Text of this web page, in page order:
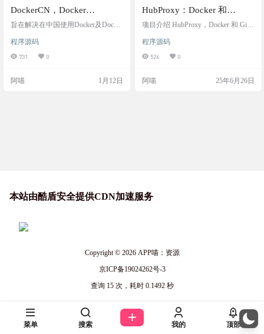
DockerCN，Docker
Optimizer for China：优化中
用，解决pull push login的网
络问题，优化镜像内apt pip
台架构镜像构建！
旨在解决在中国使用Docker及Docker
和依赖下载，节省使用Docker的时
间，让Docker更丝滑！ 由于官方 Do
镜像源 解决 docker 所有命令的网络
程序源码
731 0
阿喵 1月12日
HubProxy：Docker 和
GitHub 加速代理服务器
项目介绍 HubProxy，Docker 和 GitH
高性能的多功能代理服务，提供 Doc
ker 镜像加速、GitHub 文件加速、下
镜像加速 - 单域名实现 Docker Hu
程序源码
526 0
阿喵 25年6月26日
本站由酷盾安全提供CDN加速服务
Copyright © 2026APP喵：资源
京ICP备19024262号-3
查询 15 次，耗时 0.1492 秒
菜单 搜索 我的 顶部